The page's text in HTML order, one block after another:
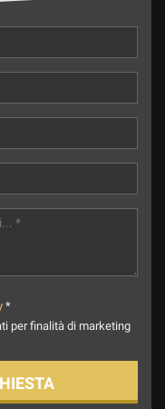
*
per finalità di marketing